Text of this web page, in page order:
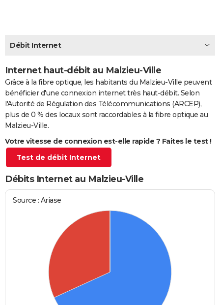
CARTE DE VOEUX
Carte de Noël
Carte Bonne année
Carte Saint-Valentin
Carte Pâques
Carte d'anniversaire
DICTIONNAIRE
PROGRAMME TV
S'inscrire
Se connecter
Lycées
Collèges
Primaires
Universités
Entreprises
Service militaire
Avis de recherche
Bricolage
Lifestyle
Culture
Sport
Auto
Television
Voyage
Cinema
Débit Internet
Internet haut-débit au Malzieu-Ville
Grâce à la fibre optique, les habitants du Malzieu-Ville peuvent
bénéficier d'une connexion internet très haut-débit. Selon
l'Autorité de Régulation des Télécommunications (ARCEP),
plus de 0 % des locaux sont raccordables à la fibre optique au
Malzieu-Ville.
Votre vitesse de connexion est-elle rapide ? Faites le test !
Test de débit Internet
Débits Internet au Malzieu-Ville
Source : Ariase